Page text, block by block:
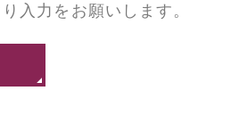
入力をお願いします。